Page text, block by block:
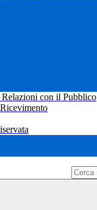
con il Pubblico